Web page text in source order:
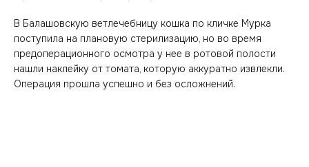
В Балашовскую ветлечебницу кошка по кличке Мурка
поступила на плановую стерилизацию, но во время
предоперационного осмотра у нее в ротовой полости
нашли наклейку от томата, которую аккуратно извлекли.
Операция прошла успешно и без осложнений.